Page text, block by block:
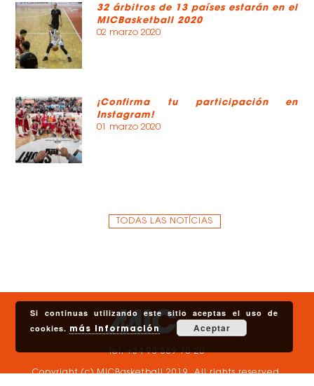
32 árbitros de 13 países estarán en el
MICBasketball 2020
02 marzo 2020
¡Confirma tu participación en
Instagram!
01 marzo 2020
TODAS LAS NOTÍCIAS
Tel. +34 93 589 70 20
Copyright (c) MICBasketball 2019. All rights reserved.
Si continuas utilizando este sitio aceptas el uso de
cookies. más información Aceptar